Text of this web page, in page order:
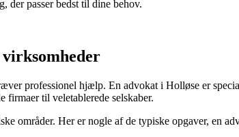
der passer bedst til dine behov.
virksomheder
professionel hjælp. En advokat i Holløse er
firmaer til veletablerede selskaber.
områder. Her er nogle af de typiske opgaver, en